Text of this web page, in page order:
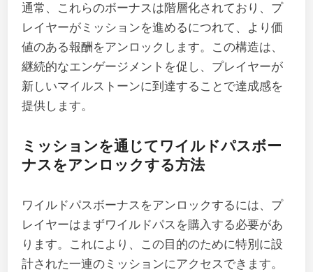
通常、これらのボーナスは階層化されており、プ
レイヤーがミッションを進めるにつれて、より価
値のある報酬をアンロックします。この構造は、
継続的なエンゲージメントを促し、プレイヤーが
新しいマイルストーンに到達することで達成感を
提供します。
ミッションを通じてワイルドパスボー
ナスをアンロックする方法
ワイルドパスボーナスをアンロックするには、プ
レイヤーはまずワイルドパスを購入する必要があ
ります。これにより、この目的のために特別に設
計された一連のミッションにアクセスできます。